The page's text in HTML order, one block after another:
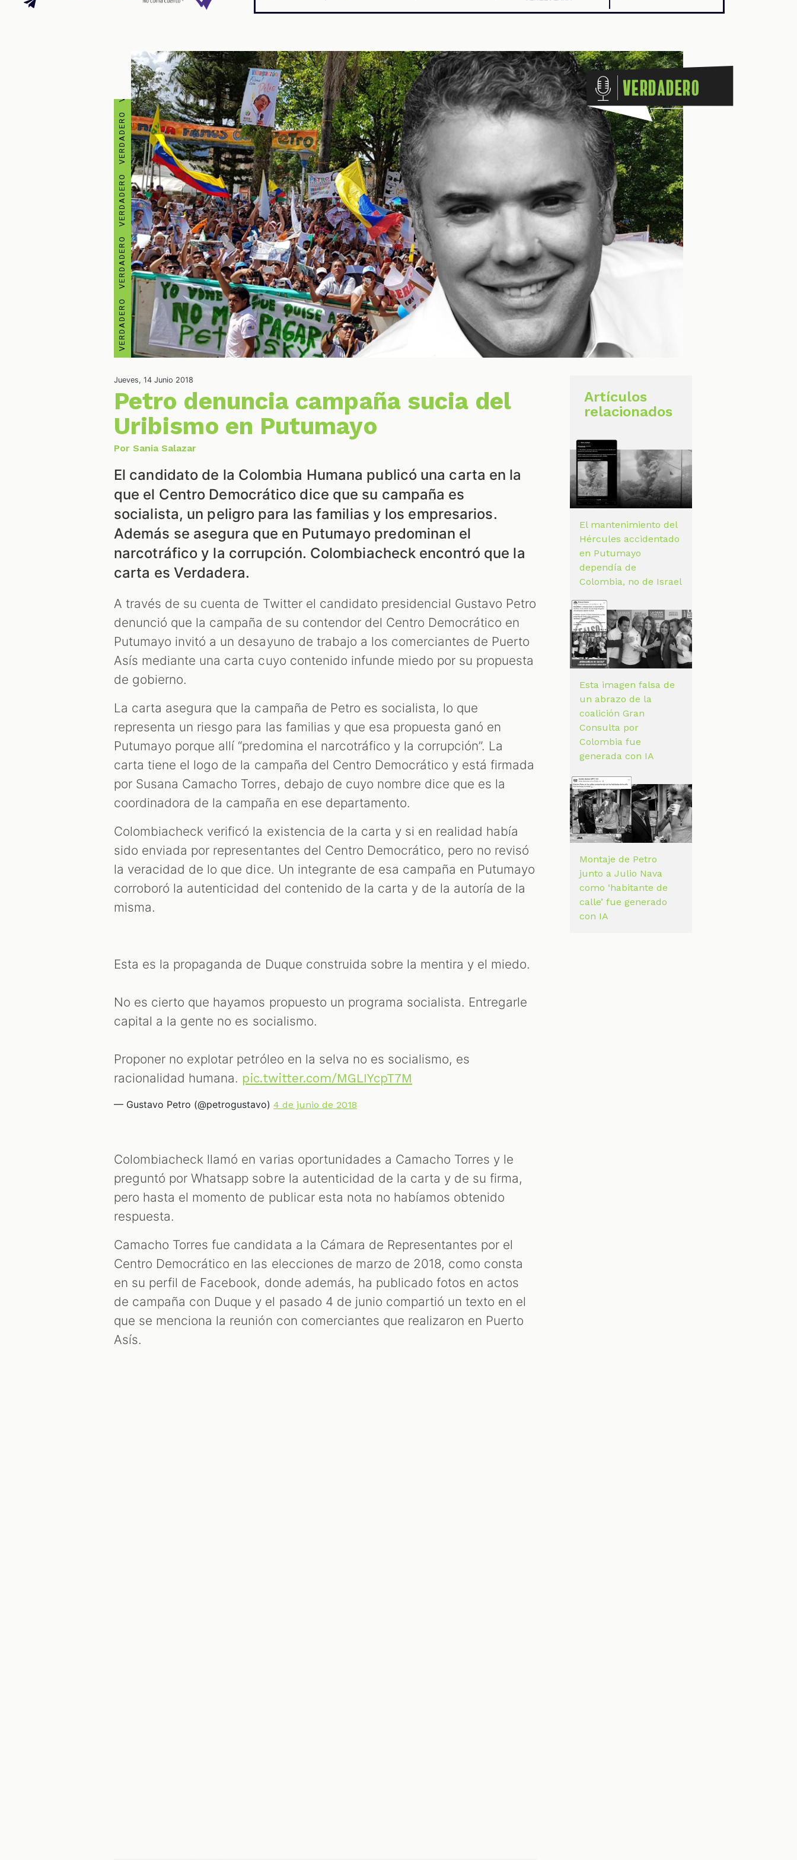
VERDADERO VERDADERO VERDADERO VERDADERO VERDADERO VERDADERO VERDADERO VERDADERO Verdadero
Jueves, 14 Junio 2018
Petro denuncia campaña sucia del
Uribismo en Putumayo
Por Sania Salazar
El candidato de la Colombia Humana publicó una carta en la
que el Centro Democrático dice que su campaña es
socialista, un peligro para las familias y los empresarios.
Además se asegura que en Putumayo predominan el
narcotráfico y la corrupción. Colombiacheck encontró que la
carta es Verdadera.
A través de su cuenta de Twitter el candidato presidencial Gustavo Petro
denunció que la campaña de su contendor del Centro Democrático en
Putumayo invitó a un desayuno de trabajo a los comerciantes de Puerto
Asís mediante una carta cuyo contenido infunde miedo por su propuesta
de gobierno.
La carta asegura que la campaña de Petro es socialista, lo que
representa un riesgo para las familias y que esa propuesta ganó en
Putumayo porque allí “predomina el narcotráfico y la corrupción”. La
carta tiene el logo de la campaña del Centro Democrático y está firmada
por Susana Camacho Torres, debajo de cuyo nombre dice que es la
coordinadora de la campaña en ese departamento.
Colombiacheck verificó la existencia de la carta y si en realidad había
sido enviada por representantes del Centro Democrático, pero no revisó
la veracidad de lo que dice. Un integrante de esa campaña en Putumayo
corroboró la autenticidad del contenido de la carta y de la autoría de la
misma.
Esta es la propaganda de Duque construida sobre la mentira y el miedo.
No es cierto que hayamos propuesto un programa socialista. Entregarle
capital a la gente no es socialismo.
Proponer no explotar petróleo en la selva no es socialismo, es
racionalidad humana. pic.twitter.com/MGLIYcpT7M
— Gustavo Petro (@petrogustavo) 4 de junio de 2018
Colombiacheck llamó en varias oportunidades a Camacho Torres y le
preguntó por Whatsapp sobre la autenticidad de la carta y de su firma,
pero hasta el momento de publicar esta nota no habíamos obtenido
respuesta.
Camacho Torres fue candidata a la Cámara de Representantes por el
Centro Democrático en las elecciones de marzo de 2018, como consta
en su perfil de Facebook, donde además, ha publicado fotos en actos
de campaña con Duque y el pasado 4 de junio compartió un texto en el
que se menciona la reunión con comerciantes que realizaron en Puerto
Asís.
Artículos
relacionados
El mantenimiento del
Hércules accidentado
en Putumayo
dependía de
Colombia, no de Israel
Esta imagen falsa de
un abrazo de la
coalición Gran
Consulta por
Colombia fue
generada con IA
Montaje de Petro
junto a Julio Nava
como ‘habitante de
calle’ fue generado
con IA